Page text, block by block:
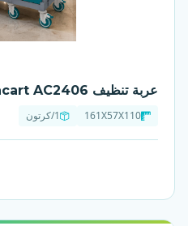
عربة تنظيف Alfacart AC2406
161X57X110 1/كرتون